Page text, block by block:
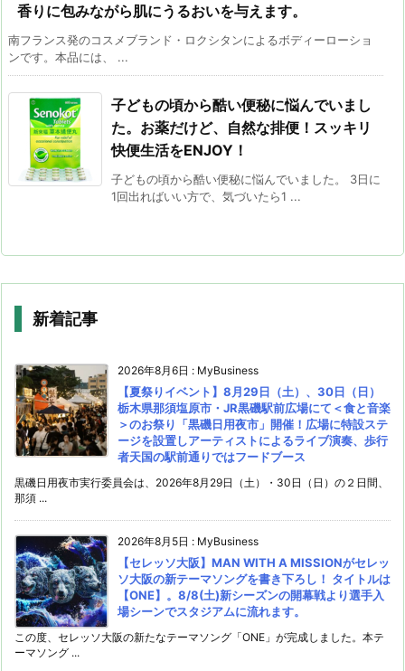
香りに包みながら肌にうるおいを与えます。
南フランス発のコスメブランド・ロクシタンによるボディーローショ
ンです。本品には、 ...
子どもの頃から酷い便秘に悩んでいまし
た。お薬だけど、自然な排便！スッキリ
快便生活をENJOY！
子どもの頃から酷い便秘に悩んでいました。 3日に
1回出ればいい方で、気づいたら1 ...
新着記事
2026年8月6日 : MyBusiness
【夏祭りイベント】8月29日（土）、30日（日）
栃木県那須塩原市・JR黒磯駅前広場にて＜食と音楽
＞のお祭り「黒磯日用夜市」開催！広場に特設ステ
ージを設置しアーティストによるライブ演奏、歩行
者天国の駅前通りではフードブース
黒磯日用夜市実行委員会は、2026年8月29日（土）・30日（日）の２日間、
那須 ...
2026年8月5日 : MyBusiness
【セレッソ大阪】MAN WITH A MISSIONがセレッ
ソ大阪の新テーマソングを書き下ろし！ タイトルは
【ONE】。8/8(土)新シーズンの開幕戦より選手入
場シーンでスタジアムに流れます。
この度、セレッソ大阪の新たなテーマソング「ONE」が完成しました。本テ
ーマソング ...